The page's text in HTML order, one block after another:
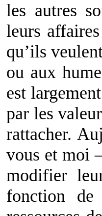
les autres
leurs
qu’ils
ou aux
est
par les
rattacher.
vous et moi
modifier
fonction de